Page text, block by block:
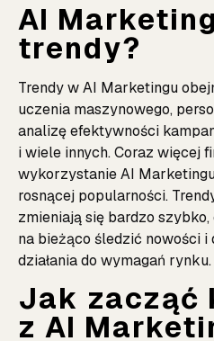
AI
trendy?
Trendy w AI Marketingu
uczenia maszynowego,
analizę efektywności
i wiele innych. Coraz więcej
wykorzystanie AI
rosnącej popularności.
zmieniają się bardzo
na bieżąco śledzić nowości
działania do wymagań rynku.
Jak zacząć
z AI